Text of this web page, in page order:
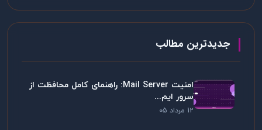
جدیدترین مطالب
امنیت Mail Server: راهنمای کامل محافظت از
سرور ایم...
12 مرداد 05